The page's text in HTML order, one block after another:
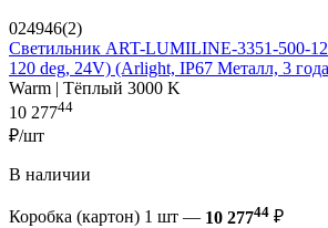
024946(2)
Светильник ART-LUMILINE-3351-500-
120 deg, 24V) (Arlight, IP67 Металл, 3
Warm | Тёплый 3000 K
10 27744
₽/шт
В наличии
Коробка (картон) 1 шт — 10 27744 ₽